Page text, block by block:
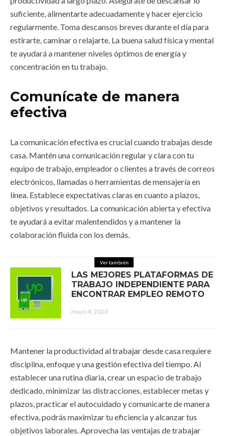
suficiente, alimentarte adecuadamente y hacer ejercicio
regularmente. Toma descansos breves durante el día para
estirarte, caminar o relajarte. La buena salud física y mental
te ayudará a mantener niveles óptimos de energía y
concentración en tu trabajo.
Comunícate de manera
efectiva
La comunicación efectiva es crucial cuando trabajas desde
casa. Mantén una comunicación regular y clara con tu
equipo de trabajo, empleador o clientes a través de correos
electrónicos, llamadas o herramientas de mensajería en
línea. Establece expectativas claras en cuanto a plazos,
objetivos y resultados. La comunicación abierta y efectiva
te ayudará a evitar malentendidos y a mantener la
colaboración fluida con los demás.
Ver también
LAS MEJORES PLATAFORMAS DE
TRABAJO INDEPENDIENTE PARA
ENCONTRAR EMPLEO REMOTO
mayo 4, 2023
Mantener la productividad al trabajar desde casa requiere
disciplina, enfoque y una gestión efectiva del tiempo. Al
establecer una rutina diaria, crear un espacio de trabajo
dedicado, minimizar las distracciones, establecer metas y
plazos, practicar el autocuidado y comunicarte de manera
efectiva, podrás maximizar tu eficiencia y alcanzar tus
objetivos laborales. Aprovecha las ventajas de trabajar